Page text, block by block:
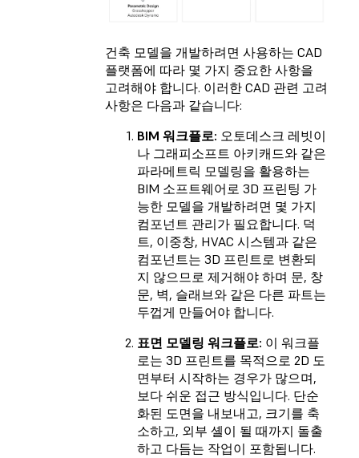
건축 모델을 개발하려면 사용하는 CAD
플랫폼에 따라 몇 가지 중요한 사항을
고려해야 합니다. 이러한 CAD 관련 고려
사항은 다음과 같습니다:
BIM 워크플로: 오토데스크 레빗이
나 그래피소프트 아키캐드와 같은
파라메트릭 모델링을 활용하는
BIM 소프트웨어로 3D 프린팅 가
능한 모델을 개발하려면 몇 가지
컴포넌트 관리가 필요합니다. 덕
트, 이중창, HVAC 시스템과 같은
컴포넌트는 3D 프린트로 변환되
지 않으므로 제거해야 하며 문, 창
문, 벽, 슬래브와 같은 다른 파트는
두껍게 만들어야 합니다.
표면 모델링 워크플로: 이 워크플
로는 3D 프린트를 목적으로 2D 도
면부터 시작하는 경우가 많으며,
보다 쉬운 접근 방식입니다. 단순
화된 도면을 내보내고, 크기를 축
소하고, 외부 셸이 될 때까지 돌출
하고 다듬는 작업이 포함됩니다.